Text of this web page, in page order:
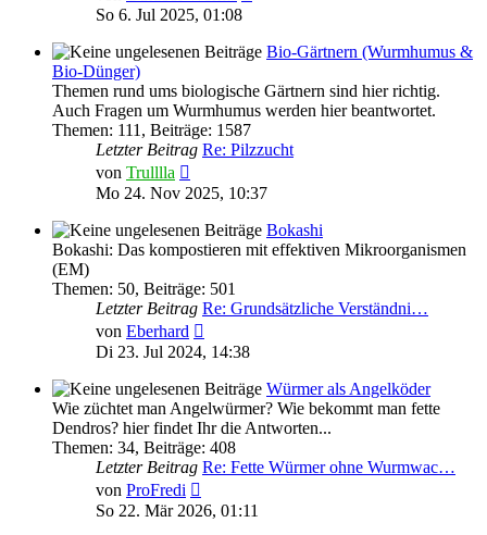
So 6. Jul 2025, 01:08
Bio-Gärtnern (Wurmhumus &
Bio-Dünger)
Themen rund ums biologische Gärtnern sind hier richtig.
Auch Fragen um Wurmhumus werden hier beantwortet.
Themen: 111 , Beiträge: 1587
Letzter Beitrag Re: Pilzzucht
von Trulllla
Beitrag
Mo 24. Nov 2025, 10:37
Bokashi
Bokashi: Das kompostieren mit effektiven Mikroorganismen
(EM)
Themen: 50, Beiträge: 501
Letzter Beitrag Re: Grundsätzliche Verständni…
von Eberhard
Beitrag
Di 23. Jul 2024, 14:38
Würmer als Angelköder
Wie züchtet man Angelwürmer? Wie bekommt man fette
Dendros? hier findet Ihr die Antworten...
Themen: 34, Beiträge: 408
Letzter Beitrag Re: Fette Würmer ohne Wurmwac…
von ProFredi
Beitrag
So 22. Mär 2026, 01:11